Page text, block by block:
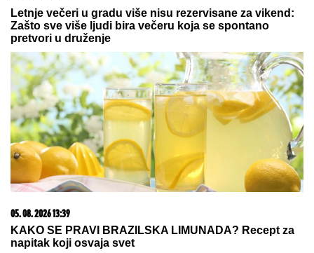
svega u narednim danima
PREVARENA ZA 50.000 EVRA:
Emina Jahović opljačkana u
Istanbulu, verovala devojci, a ova je
posle svega blokirala na mrežama
by Aklamator